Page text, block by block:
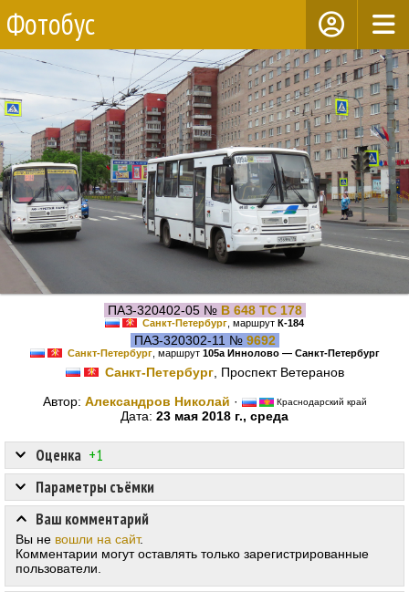
Фотобус
ПАЗ-320402-05 № В 648 ТС 178
Санкт-Петербург , маршрут К-184
ПАЗ-320302-11 № 9692
Санкт-Петербург, маршрут 105а Иннолово — Санкт-Петербург
Санкт-Петербург, Проспект Ветеранов
Автор: Александров Николай · Краснодарский край
Дата: 23 мая 2018 г., среда
Оценка +1
Параметры съёмки
Ваш комментарий
Вы не вошли на сайт.
Комментарии могут оставлять только зарегистрированные
пользователи.